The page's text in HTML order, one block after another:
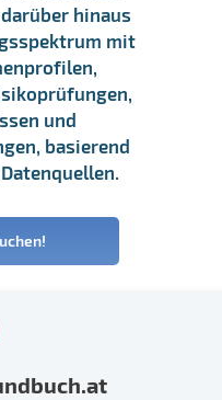
hinaus
mit
und
basierend